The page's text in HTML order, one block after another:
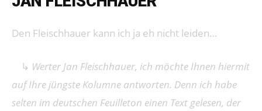
Den Fleischhauer kann ich ja eh nicht leiden…
↳ Werter Jan Fleischhauer, ich möchte Ihnen hiermit
auf Ihre jüngste Kolumne antworten. Denn ich habe
selten im deutschen Feuilleton einen Text gelesen, der